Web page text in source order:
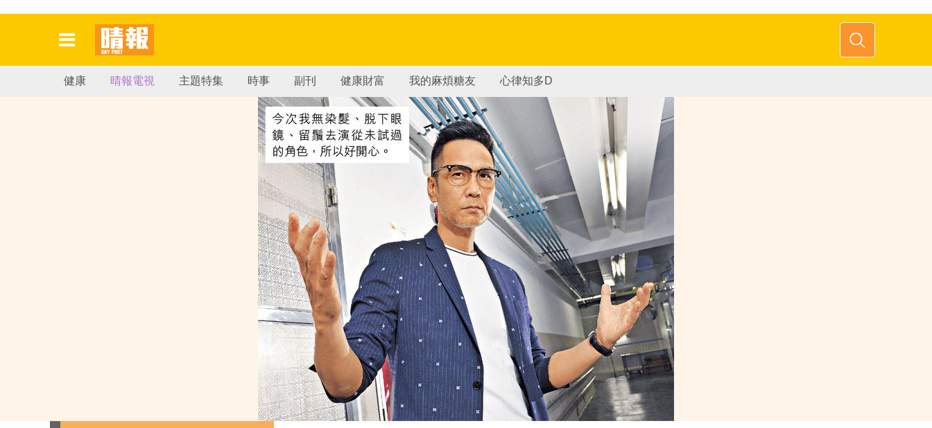
健康 晴報電視 主題特集 時事 副刊 健康財富 我的麻煩糖友 心律知多D